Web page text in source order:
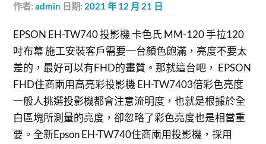
作者:admin 日期: 2021 年 12 月 21 日
EPSON EH-TW740 投影機 卡色氏 MM-120 手拉120
吋布幕 施工安裝客戶需要一台顏色飽滿，亮度不要太
差的，最好可以有FHD的畫質。那就這台吧， EPSON
FHD住商兩用高亮彩投影機 EH-TW7403倍彩色亮度
一般人挑選投影機都會注意流明度，也就是根據於全
白區塊所測量的亮度，卻忽略了彩色亮度也是相當重
要。全新Epson EH-TW740住商兩用投影機，採用